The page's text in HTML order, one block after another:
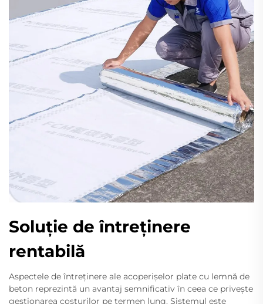
Soluție de întreținere
rentabilă
Aspectele de întreținere ale acoperișelor plate cu lemnă de
beton reprezintă un avantaj semnificativ în ceea ce privește
gestionarea costurilor pe termen lung. Sistemul este